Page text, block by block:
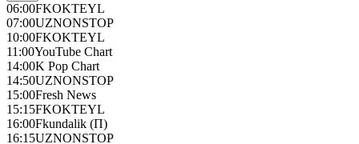
06:00FKOKTEYL
07:00UZNONSTOP
10:00FKOKTEYL
11:00YouTube Chart
14:00K Pop Chart
14:50UZNONSTOP
15:00Fresh News
15:15FKOKTEYL
16:00Fkundalik (П)
16:15UZNONSTOP